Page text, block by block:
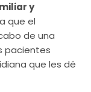
y
que el
de una
pacientes
que les dé